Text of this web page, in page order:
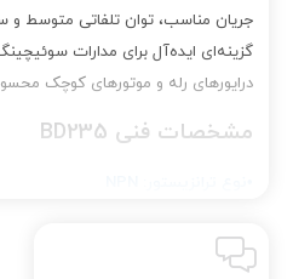
جریان مناسب، توان تلفاتی متوسط
گزینه‌ای ایده‌آل برای مدارات
درایورهای رله و موتورهای کوچک
مشخصات فنی BD235
•ولتاژ کلکتور-امیتر (Vce): 45 ولت